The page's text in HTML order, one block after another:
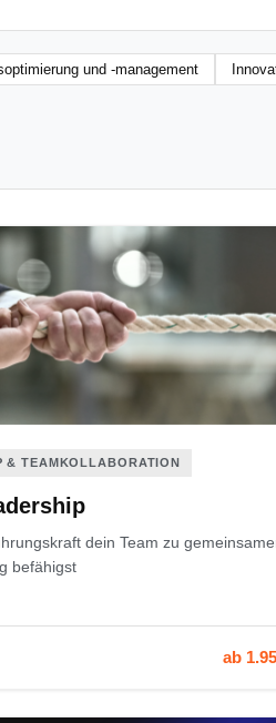
und ‑management
& TEAMKOLLABORATION
dein Team zu
befähigst
ab